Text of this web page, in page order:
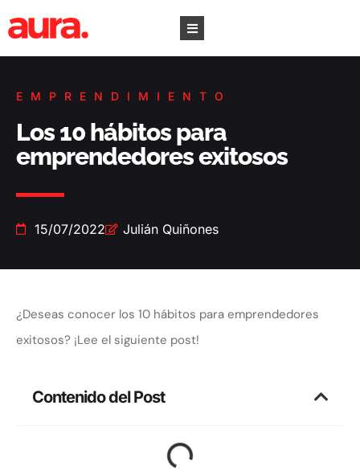
EMPRENDIMIENTO
Los 10 hábitos para
emprendedores exitosos
15/07/2022 Julián Quiñones
¿Deseas conocer los 10 hábitos para emprendedores
exitosos? ¡Lee el siguiente post!
Contenido del Post